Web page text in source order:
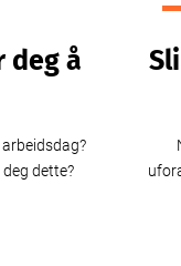
deg å
dette?